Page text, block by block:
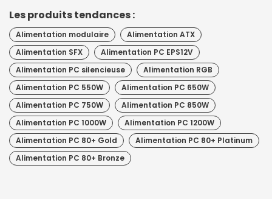
Les produits tendances :
Alimentation modulaire
Alimentation ATX
Alimentation SFX
Alimentation PC EPS12V
Alimentation PC silencieuse
Alimentation RGB
Alimentation PC 550W
Alimentation PC 650W
Alimentation PC 750W
Alimentation PC 850W
Alimentation PC 1000W
Alimentation PC 1200W
Alimentation PC 80+ Gold
Alimentation PC 80+ Platinum
Alimentation PC 80+ Bronze